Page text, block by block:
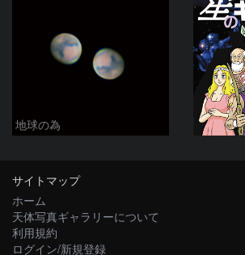
地球の為
サイトマップ
ホーム
天体写真ギャラリーについて
利用規約
ログイン/新規登録